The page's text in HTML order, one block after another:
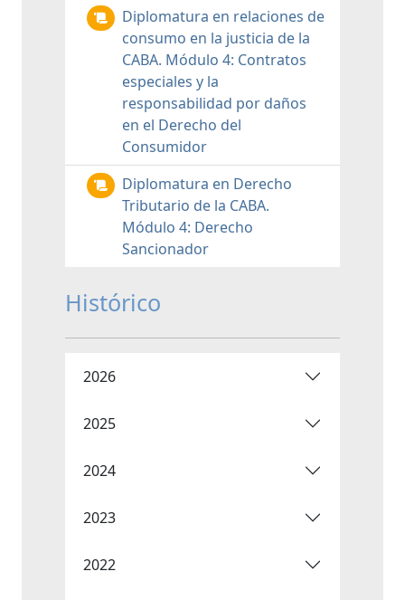
Diplomatura en relaciones de
consumo en la justicia de la
CABA. Módulo 4: Contratos
especiales y la
responsabilidad por daños
en el Derecho del
Consumidor
Diplomatura en Derecho
Tributario de la CABA.
Módulo 4: Derecho
Sancionador
Histórico
2026
2025
2024
2023
2022